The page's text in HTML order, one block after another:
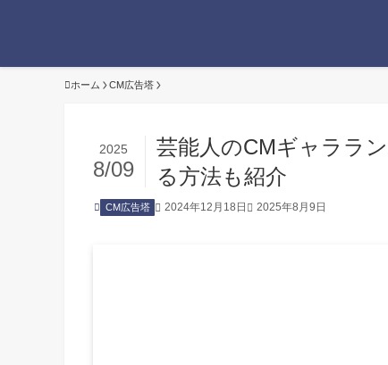
ホーム CM広告塔
芸能人のCMギャララ
る方法も紹介
2025
8/09
CM広告塔 2024年12月18日 2025年8月9日